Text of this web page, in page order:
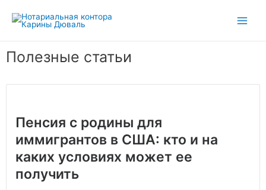
Полезные статьи
Пенсия с родины для
иммигрантов в США: кто и на
каких условиях может ее
получить